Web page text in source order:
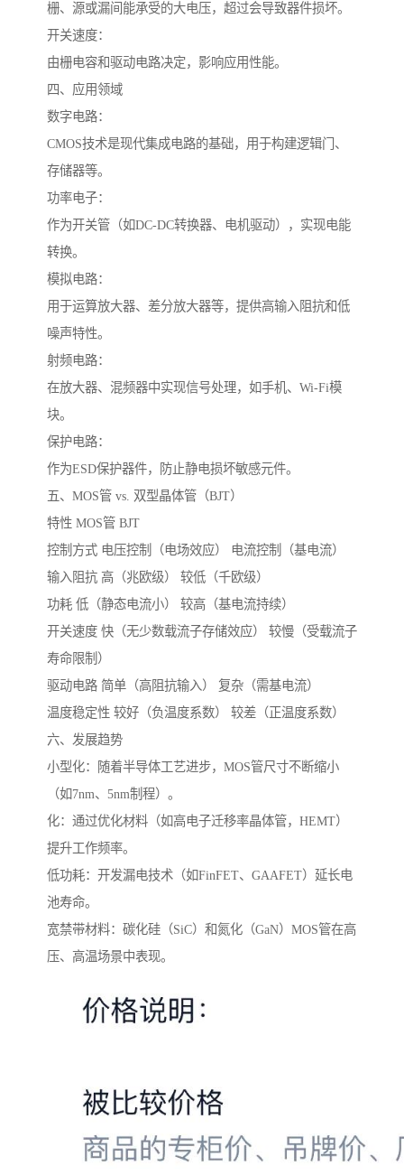
栅、源或漏间能承受的大电压，超过会导致器件损坏。
开关速度：
由栅电容和驱动电路决定，影响应用性能。
四、应用领域
数字电路：
CMOS技术是现代集成电路的基础，用于构建逻辑门、
存储器等。
功率电子：
作为开关管（如DC-DC转换器、电机驱动），实现电能
转换。
模拟电路：
用于运算放大器、差分放大器等，提供高输入阻抗和低
噪声特性。
射频电路：
在放大器、混频器中实现信号处理，如手机、Wi-Fi模
块。
保护电路：
作为ESD保护器件，防止静电损坏敏感元件。
五、MOS管 vs. 双型晶体管（BJT）
特性 MOS管 BJT
控制方式 电压控制（电场效应） 电流控制（基电流）
输入阻抗 高（兆欧级） 较低（千欧级）
功耗 低（静态电流小） 较高（基电流持续）
开关速度 快（无少数载流子存储效应） 较慢（受载流子
寿命限制）
驱动电路 简单（高阻抗输入） 复杂（需基电流）
温度稳定性 较好（负温度系数） 较差（正温度系数）
六、发展趋势
小型化：随着半导体工艺进步，MOS管尺寸不断缩小
（如7nm、5nm制程）。
化：通过优化材料（如高电子迁移率晶体管，HEMT）
提升工作频率。
低功耗：开发漏电技术（如FinFET、GAAFET）延长电
池寿命。
宽禁带材料：碳化硅（SiC）和氮化（GaN）MOS管在高
压、高温场景中表现。